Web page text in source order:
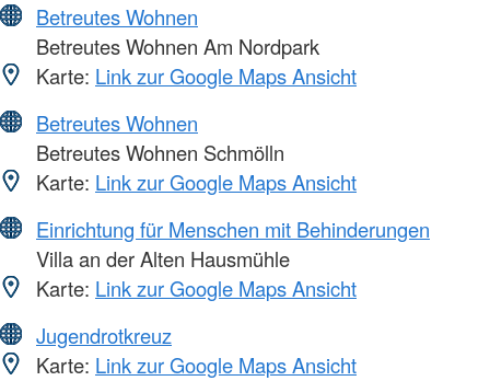
Betreutes Wohnen
Betreutes Wohnen Am Nordpark
Karte: Link zur Google Maps Ansicht
Betreutes Wohnen
Betreutes Wohnen Schmölln
Karte: Link zur Google Maps Ansicht
Einrichtung für Menschen mit Behinderungen
Villa an der Alten Hausmühle
Karte: Link zur Google Maps Ansicht
Jugendrotkreuz
Karte: Link zur Google Maps Ansicht